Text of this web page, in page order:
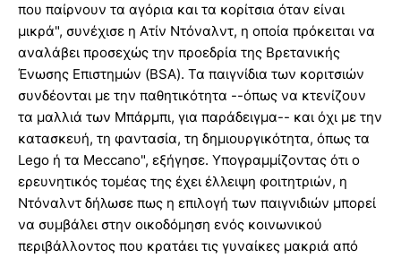
που παίρνουν τα αγόρια και τα κορίτσια όταν είναι
μικρά", συνέχισε η Ατίν Ντόναλντ, η οποία πρόκειται να
αναλάβει προσεχώς την προεδρία της Βρετανικής
Ένωσης Επιστημών (BSA). Τα παιγνίδια των κοριτσιών
συνδέονται με την παθητικότητα --όπως να κτενίζουν
τα μαλλιά των Μπάρμπι, για παράδειγμα-- και όχι με την
κατασκευή, τη φαντασία, τη δημιουργικότητα, όπως τα
Lego ή τα Meccano", εξήγησε. Υπογραμμίζοντας ότι ο
ερευνητικός τομέας της έχει έλλειψη φοιτητριών, η
Ντόναλντ δήλωσε πως η επιλογή των παιγνιδιών μπορεί
να συμβάλει στην οικοδόμηση ενός κοινωνικού
περιβάλλοντος που κρατάει τις γυναίκες μακριά από